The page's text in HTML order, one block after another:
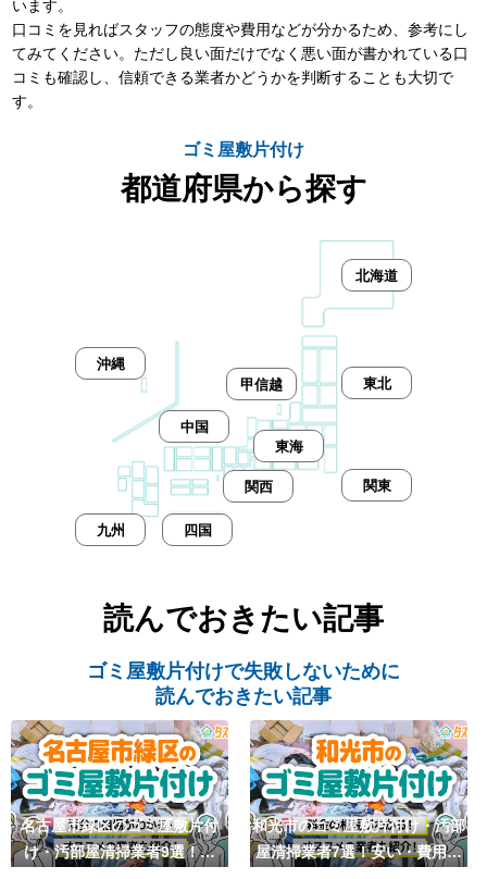
います。
口コミを見ればスタッフの態度や費用などが分かるため、参考にし
てみてください。ただし良い面だけでなく悪い面が書かれている口
コミも確認し、信頼できる業者かどうかを判断することも大切で
す。
ゴミ屋敷片付け
都道府県から探す
北海道
東北
甲信越
東海
関東
関西
中国
四国
九州
沖縄
読んでおきたい記事
ゴミ屋敷片付けで失敗しないために
読んでおきたい記事
名古屋市緑区のゴミ屋敷片付
け・汚部屋清掃業者9選！安
和光市のゴミ屋敷片付け・汚部
屋清掃業者7選！安い・費用相